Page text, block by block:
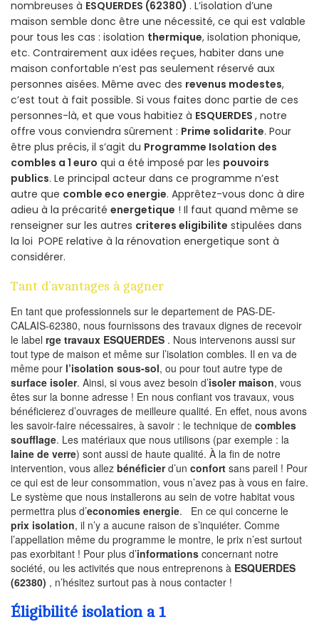
nombreuses à ESQUERDES (62380) . L’isolation d’une
maison semble donc être une nécessité, ce qui est valable
pour tous les cas : isolation thermique, isolation phonique,
etc. Contrairement aux idées reçues, habiter dans une
maison confortable n’est pas seulement réservé aux
personnes aisées. Même avec des revenus modestes,
c’est tout à fait possible. Si vous faites donc partie de ces
personnes-là, et que vous habitiez à ESQUERDES , notre
offre vous conviendra sûrement : Prime solidarite. Pour
être plus précis, il s’agit du Programme Isolation des
combles a 1 euro qui a été imposé par les pouvoirs
publics. Le principal acteur dans ce programme n’est
autre que comble eco energie. Apprêtez-vous donc à dire
adieu à la précarité energetique ! Il faut quand même se
renseigner sur les autres criteres eligibilite stipulées dans
la loi POPE relative à la rénovation energetique sont à
considérer.
Tant d’avantages à gagner
En tant que professionnels sur le departement de PAS-DE-
CALAIS-62380, nous fournissons des travaux dignes de recevoir
le label rge travaux ESQUERDES . Nous intervenons aussi sur
tout type de maison et même sur l’isolation combles. Il en va de
même pour l’isolation sous-sol, ou pour tout autre type de
surface isoler. Ainsi, si vous avez besoin d’isoler maison, vous
êtes sur la bonne adresse ! En nous confiant vos travaux, vous
bénéficierez d’ouvrages de meilleure qualité. En effet, nous avons
les savoir-faire nécessaires, à savoir : le technique de combles
soufflage. Les matériaux que nous utilisons (par exemple : la
laine de verre) sont aussi de haute qualité. À la fin de notre
intervention, vous allez bénéficierd’un confort sans pareil ! Pour
ce qui est de leur consommation, vous n’avez pas à vous en faire.
Le système que nous installerons au sein de votre habitat vous
permettra plus d’economies energie. En ce qui concerne le
prix isolation, il n’y a aucune raison de s’inquiéter. Comme
l’appellation même du programme le montre, le prix n’est surtout
pas exorbitant ! Pour plus d’informations concernant notre
société, ou les activités que nous entreprenons à ESQUERDES
(62380) , n’hésitez surtout pas à nous contacter !
Éligibilité isolation a 1